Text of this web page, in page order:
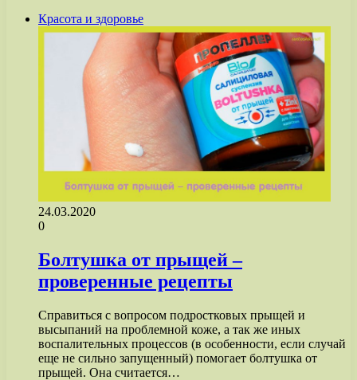
Красота и здоровье
24.03.2020
0
Болтушка от прыщей –
проверенные рецепты
Справиться с вопросом подростковых прыщей и
высыпаний на проблемной коже, а так же иных
воспалительных процессов (в особенности, если случай
еще не сильно запущенный) помогает болтушка от
прыщей. Она считается…